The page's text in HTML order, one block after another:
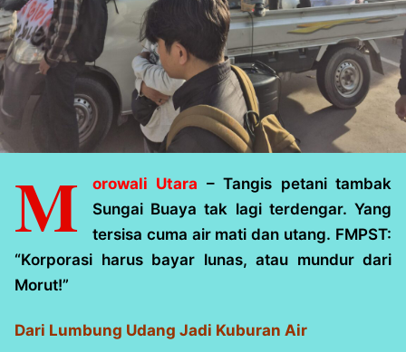
M orowali Utara – Tangis petani tambak
Sungai Buaya tak lagi terdengar. Yang
tersisa cuma air mati dan utang. FMPST:
“Korporasi harus bayar lunas, atau mundur dari
Morut!”
Dari Lumbung Udang Jadi Kuburan Air